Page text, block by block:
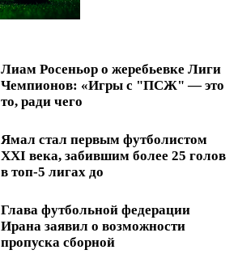
Лиам Росеньор о жеребьевке Лиги
Чемпионов: «Игры с "ПСЖ" — это
то, ради чего
Ямал стал первым футболистом
XXI века, забившим более 25 голов
в топ-5 лигах до
Глава футбольной федерации
Ирана заявил о возможности
пропуска сборной